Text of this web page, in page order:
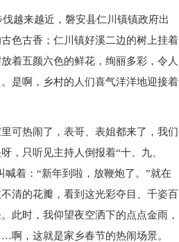
越来越近，磐安县仁川镇镇政府出
色古香；仁川镇好溪二边的树上挂着
着五颜六色的鲜花，绚丽多彩，令人
是啊，乡村的人们喜气洋洋地迎接着
可热闹了，表哥、表姐都来了，我们
，只听见主持人倒报着“十、九、
：“新年到啦，放鞭炮了。”就在
清的花瓣，看到这光彩夺目、千姿百
此时，我仰望夜空洒下的点点金雨，
，这就是家乡春节的热闹场景。